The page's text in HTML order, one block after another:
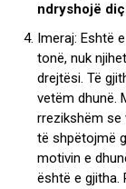
ndryshojë
Imeraj: Eshtë
tonë, nuk
drejtësi. Të
vetëm dhunë.
rrezikshëm se
të shpëtojmë
motivin e
është e gjitha.